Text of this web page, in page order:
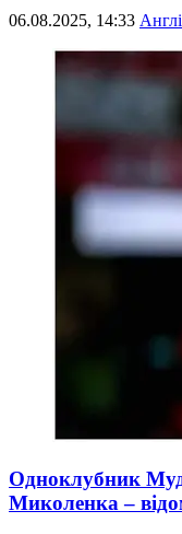
06.08.2025, 14:33
Одноклубник
Миколенка –